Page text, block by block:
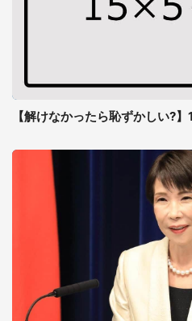
【解けなかったら恥ずかしい?